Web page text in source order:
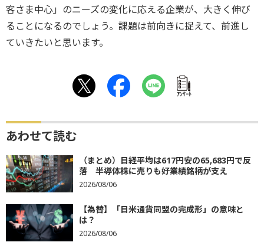
客さま中心」 のニーズの変化に応える企業が、 大きく伸び
ることになるのでしょう。課題は前向きに捉えて、 前進し
ていきたいと思います。
ｱﾝｹｰﾄ
あわせて読む
（まとめ）日経平均は617円安の65,683円で反
落 半導体株に売りも好業績銘柄が支え
2026/08/06
【為替】「日米通貨同盟の完成形」の意味と
は？
2026/08/06